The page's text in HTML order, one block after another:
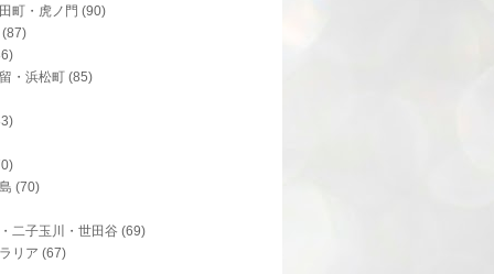
町・虎ノ門 (90)
(87)
・浜松町 (85)
(70)
二子玉川・世田谷 (69)
リア (67)